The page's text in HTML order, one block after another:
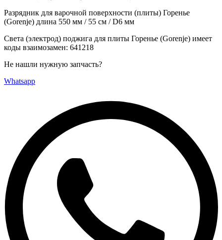
Разрядник для варочной поверхности (плиты) Горенье
(Gorenje) длина 550 мм / 55 см / D6 мм
Света (электрод) поджига для плиты Горенье (Gorenje) имеет
коды взаимозамен: 641218
Не нашли нужную запчасть?
Whatsapp